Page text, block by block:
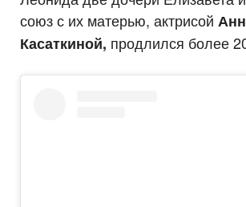
союз с их матерью, актрисой
Касаткиной, продлился более